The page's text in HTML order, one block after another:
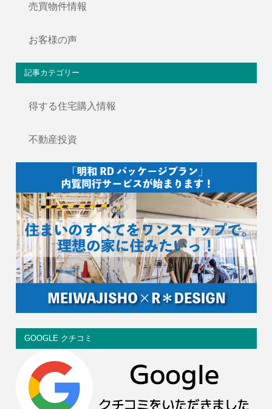
売買物件情報
お客様の声
記事カテゴリー
得する住宅購入情報
不動産投資
GOOGLE クチコミ